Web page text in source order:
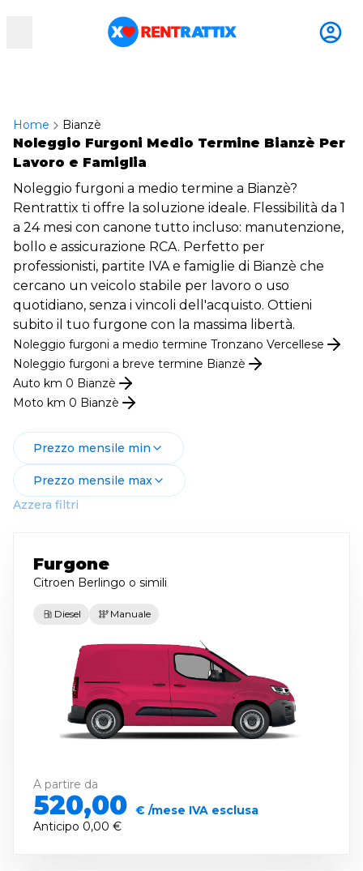
RentRattix
Home Bianzè
Noleggio Furgoni Medio Termine Bianzè Per
Lavoro e Famiglia
Noleggio furgoni a medio termine a Bianzè?
Rentrattix ti offre la soluzione ideale. Flessibilità da 1
a 24 mesi con canone tutto incluso: manutenzione,
bollo e assicurazione RCA. Perfetto per
professionisti, partite IVA e famiglie di Bianzè che
cercano un veicolo stabile per lavoro o uso
quotidiano, senza i vincoli dell'acquisto. Ottieni
subito il tuo furgone con la massima libertà.
Noleggio furgoni a medio termine Tronzano Vercellese
Noleggio furgoni a breve termine Bianzè
Auto km 0 Bianzè
Moto km 0 Bianzè
Prezzo mensile min
Prezzo mensile max
Azzera filtri
Furgone
Citroen Berlingo o simili
Diesel Manuale
A partire da
520,00 € /mese IVA esclusa
Anticipo 0,00 €